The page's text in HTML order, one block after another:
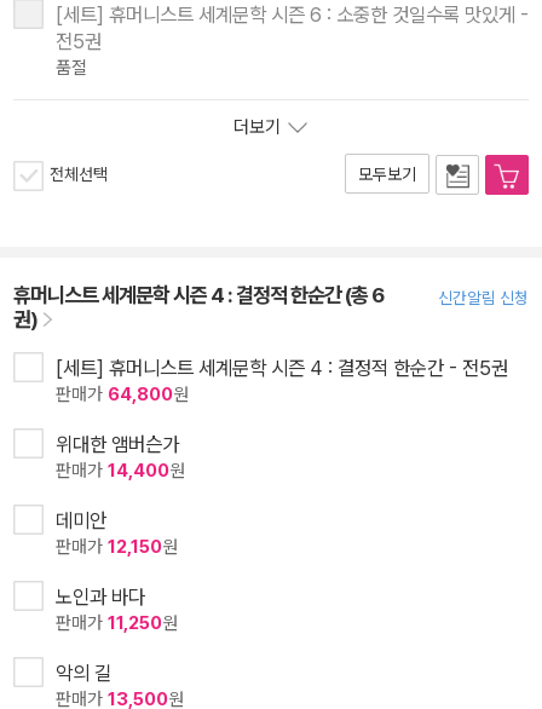
[세트] 휴머니스트 세계문학 시즌 6 : 소중한 것일수록 맛있게 -
전5권
품절
더보기
전체선택 모두보기
휴머니스트 세계문학 시즌 4 : 결정적 한순간 (총 6
권)
신간알림 신청
[세트] 휴머니스트 세계문학 시즌 4 : 결정적 한순간 - 전5권
판매가 64,800원
위대한 앰버슨가
판매가 14,400원
데미안
판매가 12,150원
노인과 바다
판매가 11,250원
악의 길
판매가 13,500원